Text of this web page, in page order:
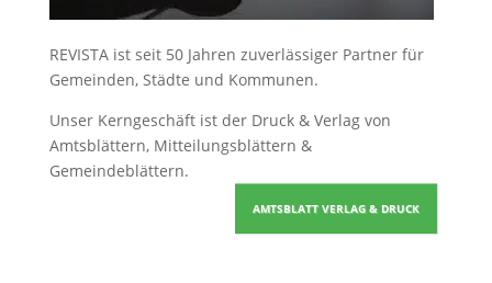
REVISTA ist seit 50 Jahren zuverlässiger Partner für
Gemeinden, Städte und Kommunen.
Unser Kerngeschäft ist der Druck & Verlag von
Amtsblättern, Mitteilungsblättern &
Gemeindeblättern.
AMTSBLATT VERLAG & DRUCK